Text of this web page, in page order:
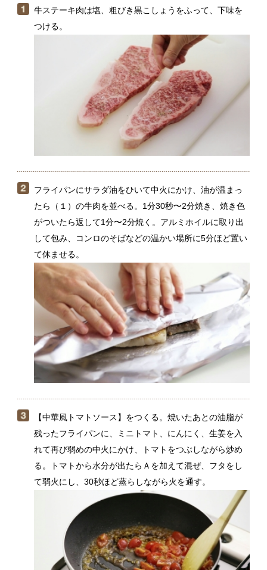
フライパンにサラダ油をひいて中火にかけ、油が温まっ
たら（１）の牛肉を並べる。1分30秒〜2分焼き、焼き色
がついたら返して1分〜2分焼く。アルミホイルに取り出
して包み、コンロのそばなどの温かい場所に5分ほど置い
て休ませる。
【中華風トマトソース】をつくる。焼いたあとの油脂が
残ったフライパンに、ミニトマト、にんにく、生姜を入
れて再び弱めの中火にかけ、トマトをつぶしながら炒め
る。トマトから水分が出たらＡを加えて混ぜ、フタをし
て弱火にし、30秒ほど蒸らしながら火を通す。
（１）のアルミホイルを開き、肉から出た旨味たっぷり
の肉汁を、（３）のフライパンに加える。仕上げにごま
油で風味をつける。